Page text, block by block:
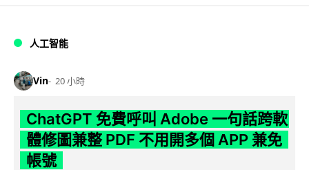
人工智能
Vin 20 小時
ChatGPT 免費呼叫 Adobe 一句話跨軟
體修圖兼整 PDF 不用開多個 APP 兼免
帳號